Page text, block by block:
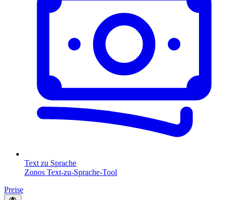
Text zu Sprache
Zonos Text-zu-Sprache-Tool
Preise